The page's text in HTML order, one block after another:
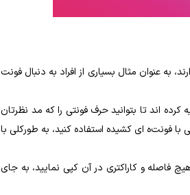
به‌ عنوان مثال بسیاری از افراد به ‌دنبال فونت‌
‌اند تا بتوانید حرف فونتی را که مد نظرتان
فونت‌ه ای کشیده استفاده کنید، به ‌طورکلی با
در آیفون باید به مرورگر خود مراجعه نمایید و کد &#64444 را بدون هیچ فاصله و کاراکتری در آن کپی نمایید، به‌ جای